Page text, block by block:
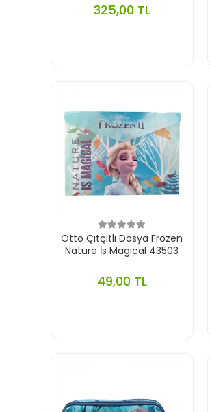
325,00 TL
Otto Çıtçıtlı Dosya Frozen
Nature İs Magıcal 43503
49,00 TL